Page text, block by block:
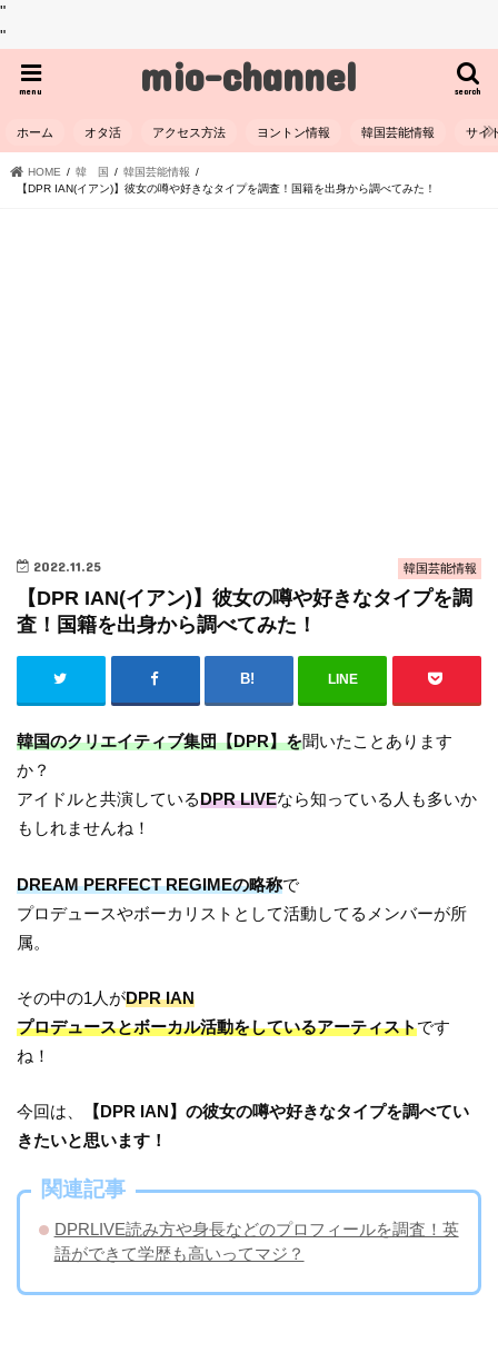
"
"
mio-channel search
menu
ホーム オタ活 アクセス方法 ヨントン情報 韓国芸能情報 サイ
HOME 韓 国
韓国芸能情報
【DPR IAN(イアン)】彼女の噂や好きなタイプを調査！国籍を出身から調べてみた！
韓国芸能情報
2022.11.25
【DPR IAN(イアン)】彼女の噂や好きなタイプを調
査！国籍を出身から調べてみた！
LINE
韓国のクリエイティブ集団【DPR】を聞いたことあります
か？
アイドルと共演しているDPR LIVEなら知っている人も多いか
もしれませんね！
DREAM PERFECT REGIMEの略称で
プロデュースやボーカリストとして活動してるメンバーが所
属。
その中の1人がDPR IAN
プロデュースとボーカル活動をしているアーティストです
ね！
今回は、
【DPR IAN】の彼女の噂や好きなタイプを調べてい
きたいと思います！
関連記事
DPRLIVE読み方や身長などのプロフィールを調査！英
語ができて学歴も高いってマジ？